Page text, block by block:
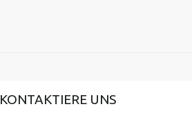
KONTAKTIERE UNS